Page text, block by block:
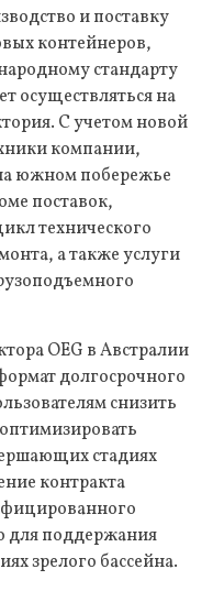
и поставку
контейнеров,
стандарту
осуществляться на
С учетом новой
компании,
южном побережье
поставок,
технического
а также услуги
OEG в Австралии
долгосрочного
снизить
стадиях
контракта
для поддержания
зрелого бассейна.